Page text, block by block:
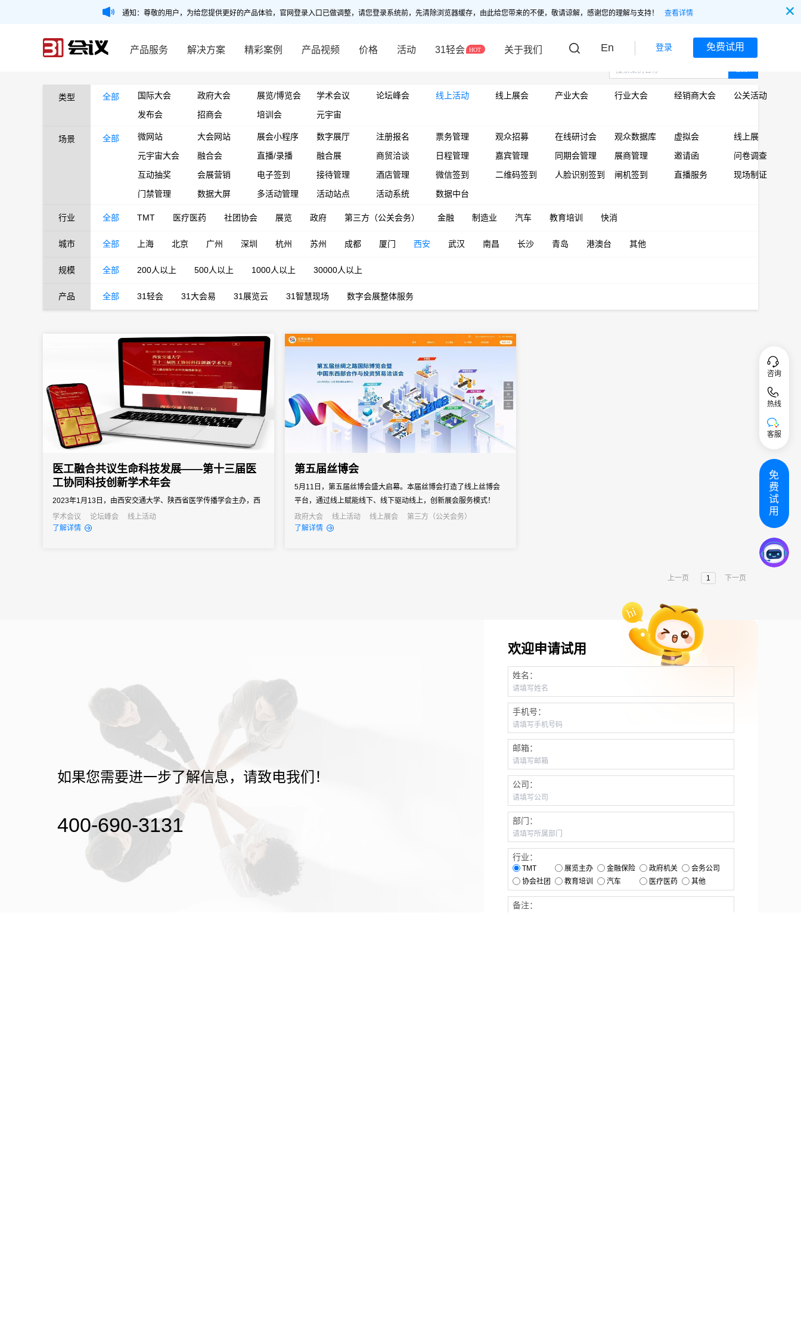
通知：尊敬的用户，为给您提供更好的产品体验，官网登录入口已做调整，请您登录系统前，先清除浏览器缓存，由此给您带来的不便，敬请谅解，感谢您的理解与支持！ 查看详情
产品服务 解决方案 精彩案例 产品视频 价格 活动 31轻会 关于我们 En 登录 免费试用
类型 全部 国际大会 政府大会 展览/博览会 学术会议 论坛峰会 线上活动 线上展会 产业大会 行业大会 经销商大会
公关活动
发布会
招商会 培训会 元宇宙
场景 全部 微网站 大会网站 展会小程序 数字展厅 注册报名 票务管理 观众招募 在线研讨会 观众数据库 虚拟会
线上展
元宇宙大会
融合会 直播/录播 融合展 商贸洽谈 日程管理 嘉宾管理 同期会管理 展商管理 邀请函
问卷调查
互动抽奖
会展营销 电子签到 接待管理 酒店管理 微信签到 二维码签到 人脸识别签到 闸机签到 直播服务
现场制证
门禁管理
数据大屏 多活动管理 活动站点 活动系统 数据中台
行业 全部 TMT 医疗医药 社团协会 展览 政府 第三方（公关会务） 金融 制造业 汽车 教育培训 快消
城市 全部 上海 北京 广州 深圳 杭州 苏州 成都 厦门 西安 武汉 南昌 长沙 青岛 港澳台 其他
规模 全部 200人以上 500人以上 1000人以上 30000人以上
产品 全部 31轻会 31大会易 31展览云 31智慧现场 数字会展整体服务
医工融合共议生命科技发展——第十三届医
工协同科技创新学术年会
2023年1月13日，由西安交通大学、陕西省医学传播学会主办，西
安交通大学第一附属医院承办，以“医工融合铺设生命科技前沿新赛
道”为主题的第十三届医工协同科技创新学术年会，在西安交通大学
学术会议 论坛峰会
线上活动
了解详情
第五届丝博会
5月11日，第五届丝博会盛大启幕。本届丝博会打造了线上丝博会
平台，通过线上赋能线下、线下驱动线上，创新展会服务模式！
政府大会
线上活动 线上展会
第三方（公关会务）
了解详情
上一页 1 下一页
如果您需要进一步了解信息，请致电我们！
400-690-3131
欢迎申请试用
姓名：
手机号：
邮箱：
公司：
部门：
行业：
TMT 展览主办 金融保险 政府机关
会务公司
协会社团
教育培训 汽车 医疗医药 其他
备注：
咨询
热线
客服
免
费
试
用